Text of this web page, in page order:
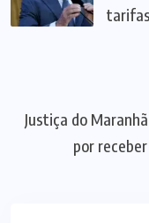
Justiça do
por